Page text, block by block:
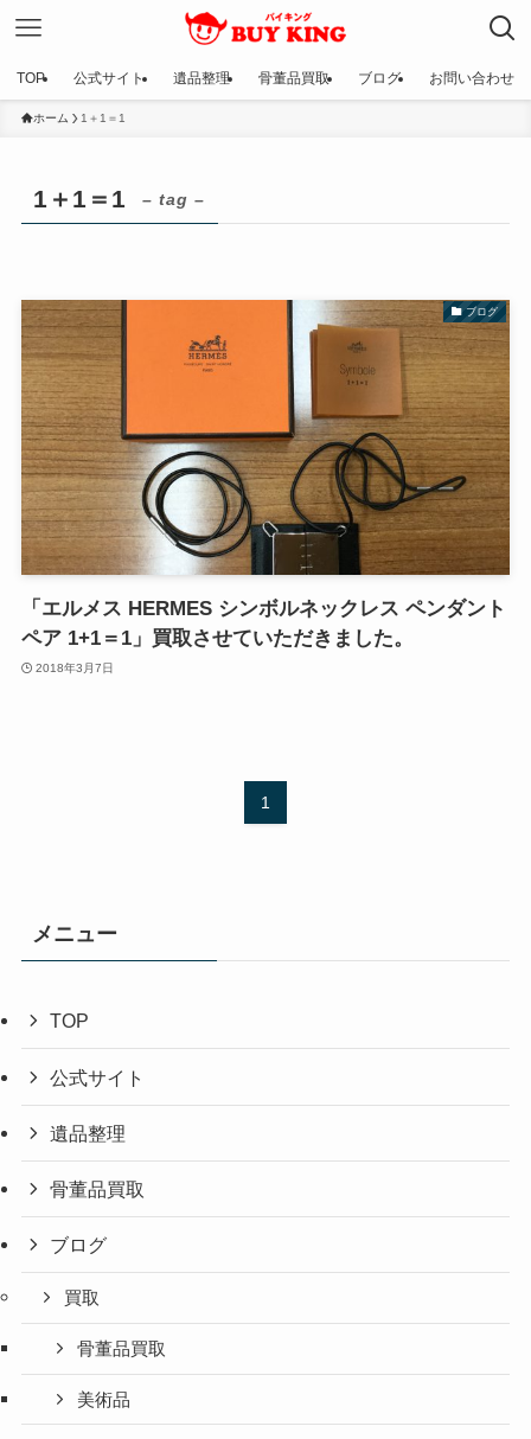
TOP 公式サイト 遺品整理 骨董品買取 ブログ お問い合わせ
ホーム 1＋1＝1
1＋1＝1 – tag –
ブログ
「エルメス HERMES シンボルネックレス ペンダント
ペア 1+1＝1」買取させていただきました。
2018年3月7日
1
メニュー
TOP
公式サイト
遺品整理
骨董品買取
ブログ
買取
骨董品買取
美術品